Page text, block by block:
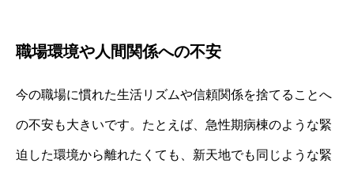
職場環境や人間関係への不安
今の職場に慣れた生活リズムや信頼関係を捨てることへ
の不安も大きいです。たとえば、急性期病棟のような緊
迫した環境から離れたくても、新天地でも同じような緊